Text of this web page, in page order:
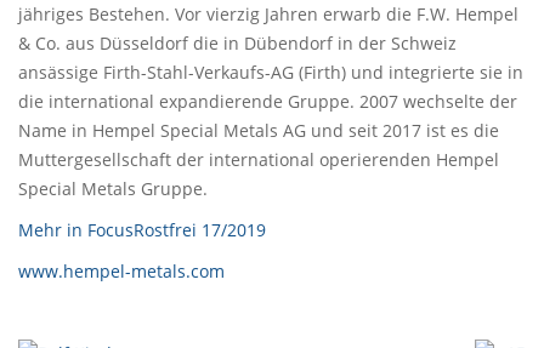
jähriges Bestehen. Vor vierzig Jahren erwarb die F.W. Hempel
& Co. aus Düsseldorf die in Dübendorf in der Schweiz
ansässige Firth-Stahl-Verkaufs-AG (Firth) und integrierte sie in
die international expandierende Gruppe. 2007 wechselte der
Name in Hempel Special Metals AG und seit 2017 ist es die
Muttergesellschaft der international operierenden Hempel
Special Metals Gruppe.
Mehr in FocusRostfrei 17/2019
www.hempel-metals.com